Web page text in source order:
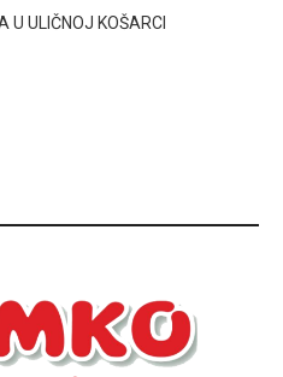
U ULIČNOJ KOŠARCI